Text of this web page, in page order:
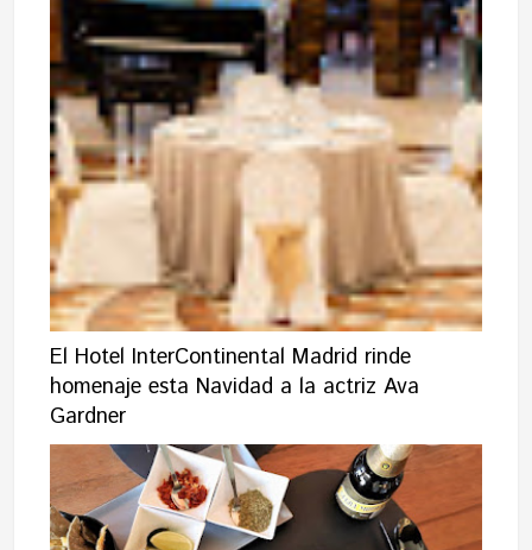
El Hotel InterContinental Madrid rinde
homenaje esta Navidad a la actriz Ava
Gardner